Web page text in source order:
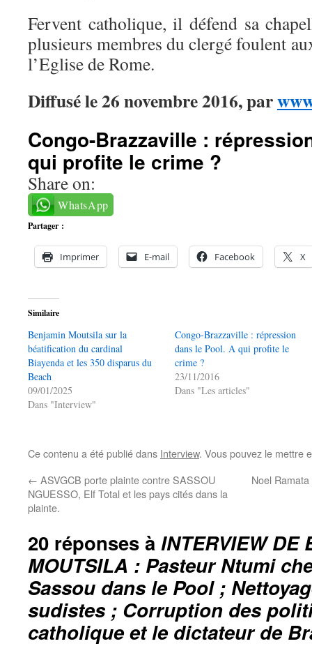
Fervent catholique, il défend sa
plusieurs membres du clergé foulent
l’Eglise de Rome.
Diffusé le 26 novembre 2016, par
Congo-Brazzaville :
qui profite le crime ?
Share on:
WhatsApp
Partager :
Imprimer E-mail Facebook X
Similaire
Benjamin Moutsila sur la
béatification du cardinal
Biayenda et les 350 disparus du
Beach
09/01/2025
Dans "Interview"
Congo-Brazzaville : répression
dans le Pool. A qui profite le
crime ?
23/11/2016
Dans "Les articles"
Ce contenu a été publié dans Interview. Vous pouvez le mettre
← ASVGCB porte plainte contre SASSOU
NGUESSO, Elf Total et les pays cités dans la
plainte.
Noel
20 réponses à INTERVIEW DE
MOUTSILA : Pasteur Ntumi
Sassou dans le Pool ;
sudistes ; Corruption des
catholique et le dictateur de